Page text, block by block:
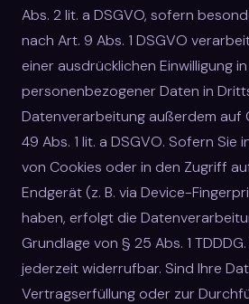
Abs. 2 lit. a DSGVO, sofern
nach Art. 9 Abs. 1 DSGVO
einer ausdrücklichen Einwilligung
personenbezogener Daten in
Datenverarbeitung außerdem auf
49 Abs. 1 lit. a DSGVO. Sofern Sie
von Cookies oder in den Zugriff
Endgerät (z. B. via Device-
haben, erfolgt die
Grundlage von § 25 Abs. 1
jederzeit widerrufbar. Sind Ihre
Vertragserfüllung oder zur